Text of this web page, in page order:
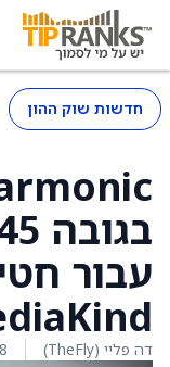
חדשות שוק ההון
עבור
דה פליי (TheFly) 8 בדצמבר 2025